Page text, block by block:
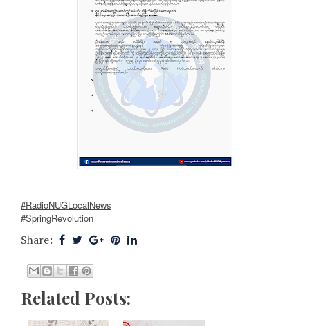
#RadioNUGLocalNews
#SpringRevolution
Share:
Related Posts: